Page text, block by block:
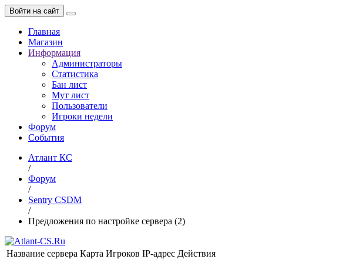
Войти на сайт
Главная
Магазин
Информация
Администраторы
Статистика
Бан лист
Мут лист
Пользователи
Игроки недели
Форум
События
Атлант КС
/
Форум
/
Sentry CSDM
/
Предложения по настройке сервера (2)
Название сервера Карта Игроков IP-адрес Действия